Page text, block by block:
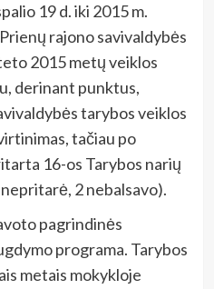
19 d. iki 2015 m.
rajono savivaldybės
2015 metų veiklos
derinant punktus,
tarybos veiklos
tačiau po
16-os Tarybos narių
2 nebalsavo).
pagrindinės
programa. Tarybos
metais mokykloje